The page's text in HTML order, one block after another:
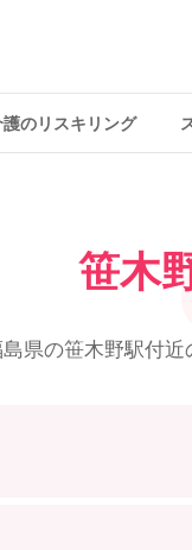
護のリスキリング
笹木
県の笹木野駅付近